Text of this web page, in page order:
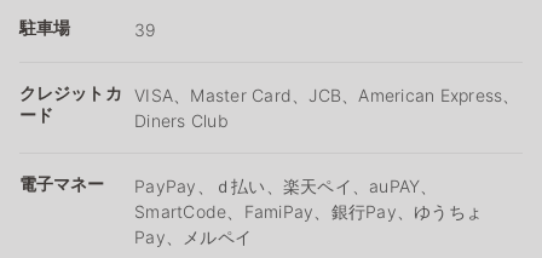
駐車場 39
クレジットカ
ード
VISA、Master Card、JCB、American Express、
Diners Club
電子マネー
PayPay、ｄ払い、楽天ペイ、auPAY、
SmartCode、FamiPay、銀行Pay、ゆうちょ
Pay、メルペイ